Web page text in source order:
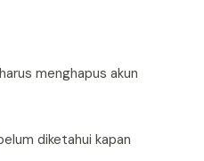
menghapus akun
diketahui kapan